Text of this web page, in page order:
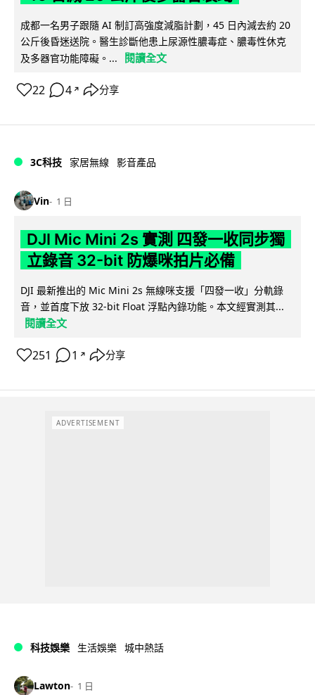
成都一名男子跟隨 AI 制訂高強度減脂計劃，45 日內減去約 20
公斤後昏迷送院。醫生診斷他患上尿源性膿毒症、膿毒性休克
及多器官功能障礙。...
閱讀全文
22 4 ↗ 分享
3C科技 家居無線 影音產品
Vin 1 日
DJI Mic Mini 2s 實測 四發一收同步獨
立錄音 32-bit 防爆咪拍片必備
DJI 最新推出的 Mic Mini 2s 無線咪支援「四發一收」分軌錄
音，並首度下放 32-bit Float 浮點內錄功能。本文經實測其...
閱讀全文
251 1 ↗ 分享
ADVERTISEMENT
科技娛樂 生活娛樂 城中熱話
Lawton 1 日